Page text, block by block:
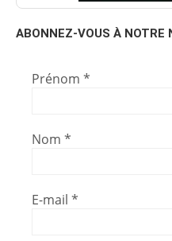
ABONNEZ-VOUS À NOTRE
Prénom *
Nom *
E-mail *